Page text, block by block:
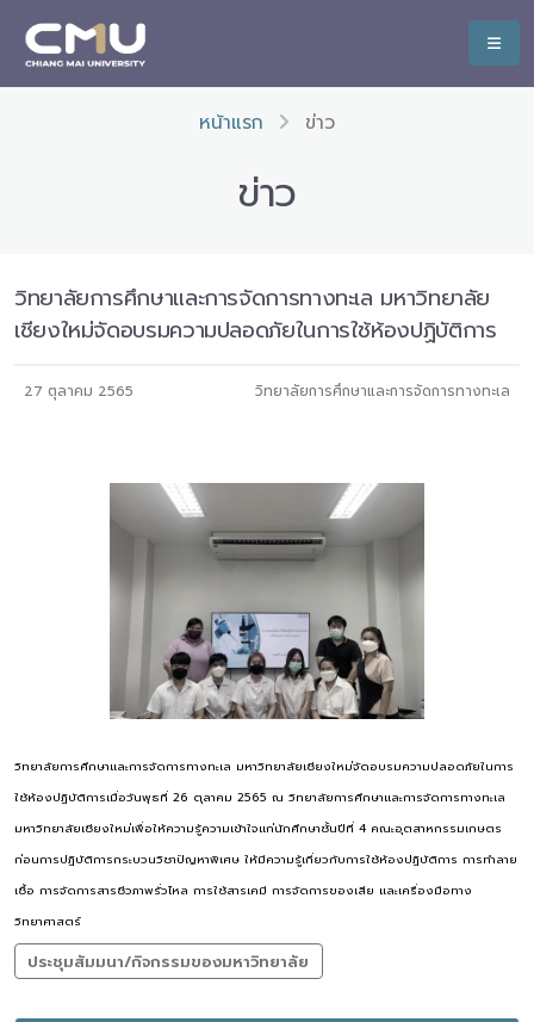
หน้าแรก ข่าว
ข่าว
วิทยาลัยการศึกษาและการจัดการทางทะเล มหาวิทยาลัย
เชียงใหม่จัดอบรมความปลอดภัยในการใช้ห้องปฏิบัติการ
27 ตุลาคม 2565 วิทยาลัยการศึกษาและการจัดการทางทะเล
วิทยาลัยการศึกษาและการจัดการทางทะเล มหาวิทยาลัยเชียงใหม่จัดอบรมความปลอดภัยในการ
ใช้ห้องปฏิบัติการเมื่อวันพุธที่ 26 ตุลาคม 2565 ณ วิทยาลัยการศึกษาและการจัดการทางทะเล
มหาวิทยาลัยเชียงใหม่เพื่อให้ความรู้ความเข้าใจแก่นักศึกษาชั้นปีที่ 4 คณะอุตสาหกรรมเกษตร
ก่อนการปฏิบัติการกระบวนวิชาปัญหาพิเศษ ให้มีความรู้เกี่ยวกับการใช้ห้องปฏิบัติการ การทำลาย
เชื้อ การจัดการสารชีวภาพรั่วไหล การใช้สารเคมี การจัดการของเสีย และเครื่องมือทาง
วิทยาศาสตร์
ประชุมสัมมนา/กิจกรรมของมหาวิทยาลัย